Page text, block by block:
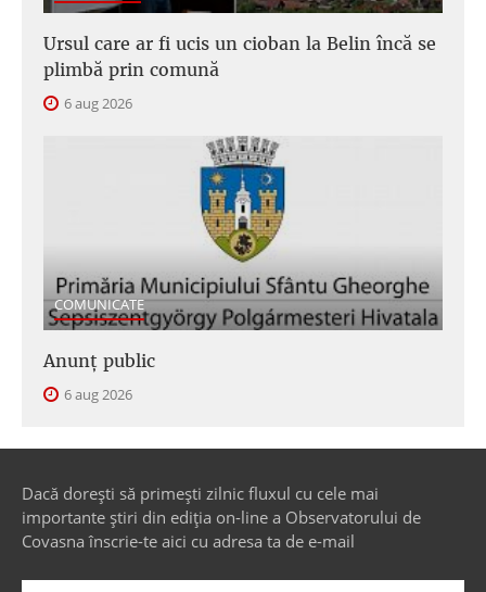
Ursul care ar fi ucis un cioban la Belin încă se
plimbă prin comună
6 aug 2026
COMUNICATE
Anunţ public
6 aug 2026
Dacă dorești să primești zilnic fluxul cu cele mai
importante știri din ediția on-line a Observatorului de
Covasna înscrie-te aici cu adresa ta de e-mail